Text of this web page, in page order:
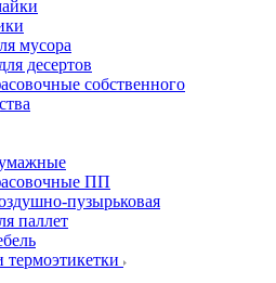
мусора
десертов
собственного
ПП
пузырьковая
паллет
термоэтикетки